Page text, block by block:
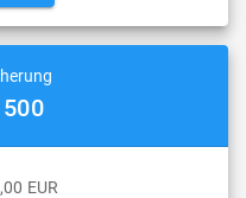
500
EUR